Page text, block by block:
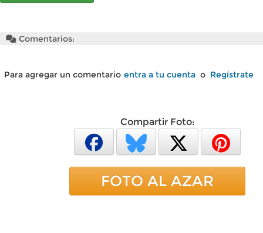
Comentarios:
Para agregar un comentario entra a tu cuenta o Regístrate
Compartir Foto:
FOTO AL AZAR